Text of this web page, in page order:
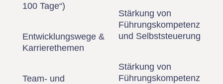
100 Tage“)
Entwicklungswege &
Karrierethemen
Team- und
Stärkung von
Führungskompetenz
und Selbststeuerung
Stärkung von
Führungskompetenz